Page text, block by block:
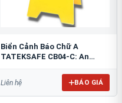
Biển Cảnh Báo Chữ A
TATEKSAFE CB04-C: An
Liên hệ BÁO GIÁ